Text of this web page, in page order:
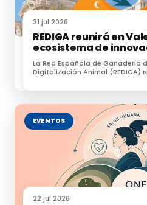
31 jul 2026
REDIGA reunirá en
ecosistema de
La Red Española de Ganadería
Digitalización Animal (REDIGA)
EVENTOS
22 jul 2026